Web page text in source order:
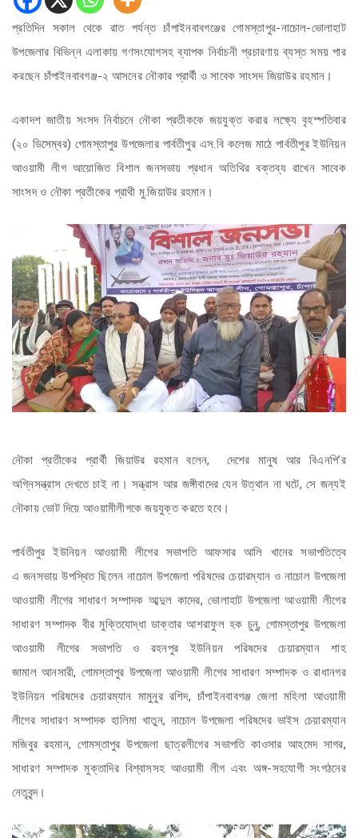
প্রতিদিন সকাল থেকে রাত পর্যন্ত চাঁপাইনবাবগঞ্জের গোমস্তাপুর-নাচোল-ভোলাহাট
উপজেলার বিভিন্ন এলাকায় গণসংযোগসহ ব্যাপক নির্বাচনী প্রচারণায় ব্যস্ত সময় পার
করছেন চাঁপাইনবাবগঞ্জ-২ আসনের নৌকার প্রার্থী ও সাবেক সাংসদ জিয়াউর রহমান।
একাদশ জাতীয় সংসদ নির্বাচনে নৌকা প্রতীককে জয়যুক্ত করার লক্ষ্যে বৃহস্পতিবার
(২০ ডিসেম্বর) গোমস্তাপুর উপজেলার পার্বতীপুর এস.বি কলেজ মাঠে পার্বতীপুর ইউনিয়ন
আওয়ামী লীগ আয়োজিত বিশাল জনসভায় প্রধান অতিথির বক্তব্য রাখেন সাবেক
সাংসদ ও নৌকা প্রতীকের প্রাথী মু.জিয়াউর রহমান।
নৌকা প্রতীকের প্রার্থী জিয়াউর রহমান বলেন, দেশের মানুষ আর বিএনপি’র
অগ্নিসন্ত্রাস দেখতে চাই না। সন্ত্রাস আর জঙ্গীবাদের যেন উত্থান না ঘটে, সে জন্যই
নৌকায় ভোট দিয়ে আওয়ামীলীগকে জয়যুক্ত করতে হবে।
পার্বতীপুর ইউনিয়ন আওয়ামী লীগের সভাপতি আফসার আলি খানের সভাপতিত্বে
এজনসভায় উপস্থিত ছিলেন নাচোল উপজেলা পরিষদের চেয়ারম্যান ও নাচোল উপজেলা
আওয়ামী লীগের সাধারণ সম্পাদক আব্দুল কাদের, ভোলাহাট উপজেলা আওয়ামী লীগের
সাধারণ সম্পাদক বীর মুক্তিযোদ্ধা ডাক্তার আশরাফুল হক চুনু, গোমস্তাপুর উপজেলা
আওয়ামী লীগের সভাপতি ও রহনপুর ইউনিয়ন পরিষদের চেয়ারম্যান শাহ
জামালআনসারী, গোমস্তাপুর উপজেলা আওয়ামী লীগের সাধারণ সম্পাদক ও রাধানগর
ইউনিয়ন পরিষদের চেয়ারম্যান মামুনুর রশিদ, চাঁপাইনবাবগঞ্জ জেলা মহিলা আওয়ামী
লীগের সাধারণ সম্পাদক হালিমা খাতুন, নাচোল উপজেলা পরিষদের ভাইস চেয়ারম্যান
মজিবুর রহমান, গোমস্তাপুর উপজেলা ছাত্রলীগের সভাপতি কাওসার আহমেদ সাগর,
সাধারণ সম্পাদক মুক্তাদির বিশ্বাসসহ আওয়ামী লীগ এবং অঙ্গ-সহযোগী সংগঠনের
নেতৃবৃন্দ।